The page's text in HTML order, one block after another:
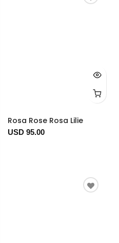
Rosa Rose Rosa Lilie
USD 95.00